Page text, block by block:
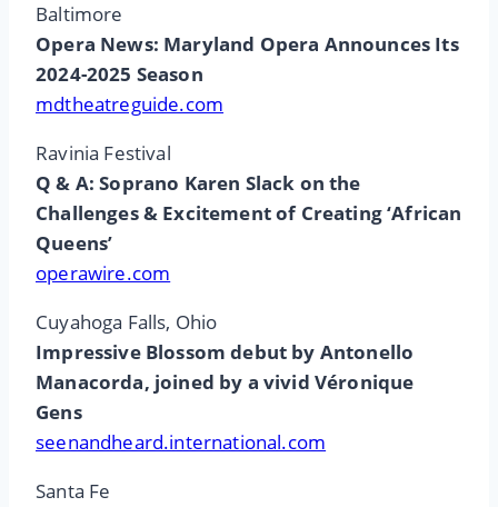
Baltimore
Opera News: Maryland Opera Announces Its
2024-2025 Season
mdtheatreguide.com
Ravinia Festival
Q & A: Soprano Karen Slack on the
Challenges & Excitement of Creating ‘African
Queens’
operawire.com
Cuyahoga Falls, Ohio
Impressive Blossom debut by Antonello
Manacorda, joined by a vivid Véronique
Gens
seenandheard.international.com
Santa Fe